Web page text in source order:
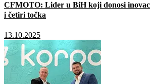
CFMOTO: Lider u BiH koji donosi
i četiri točka
13.10.2025